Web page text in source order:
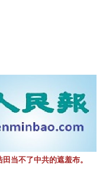
田当不了中共的遮羞布。